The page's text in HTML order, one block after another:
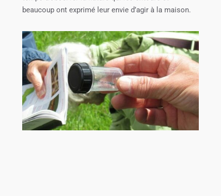
beaucoup ont exprimé leur envie d’agir à la maison.